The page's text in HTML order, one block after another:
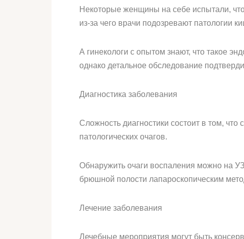
Некоторые женщины на себе испытали,
из-за чего врачи подозревают патологии
А гинекологи с опытом знают, что такое
однако детальное обследование
Диагностика заболевания
Сложность диагностики состоит в том,
патологических очагов.
Обнаружить очаги воспаления можно на
брюшной полости лапароскопическим
Лечение заболевания
Лечебные мероприятия могут быть